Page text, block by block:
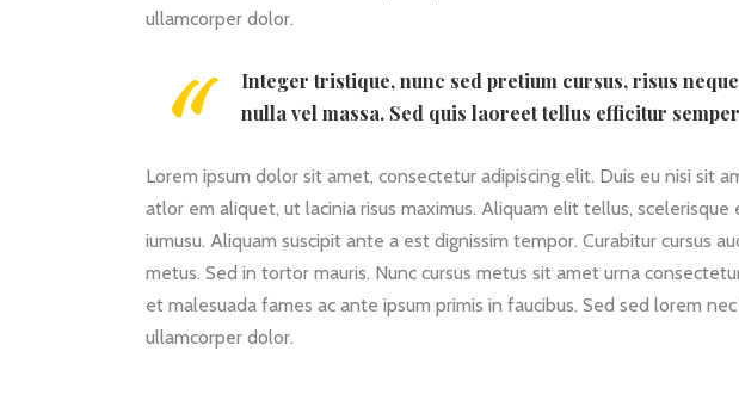
ullamcorper dolor.
Integer tristique, nunc sed pretium cursus, risus
nulla vel massa. Sed quis laoreet tellus efficitur
Lorem ipsum dolor sit amet, consectetur adipiscing elit. Duis eu nisi sit
atlor em aliquet, ut lacinia risus maximus. Aliquam elit tellus,
iumusu. Aliquam suscipit ante a est dignissim tempor. Curabitur cursus
metus. Sed in tortor mauris. Nunc cursus metus sit amet urna
et malesuada fames ac ante ipsum primis in faucibus. Sed sed lorem
ullamcorper dolor.